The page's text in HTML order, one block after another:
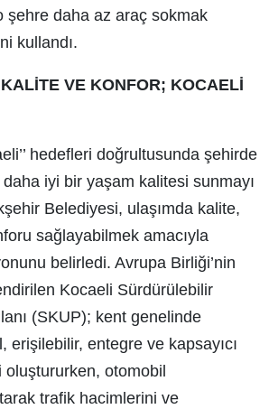
şehre daha az araç sokmak
kullandı.
VE KONFOR; KOCAELİ
hedefleri doğrultusunda şehirde
iyi bir yaşam kalitesi sunmayı
Belediyesi, ulaşımda kalite,
sağlayabilmek amacıyla
belirledi. Avrupa Birliği’nin
Kocaeli Sürdürülebilir
(SKUP); kent genelinde
erişilebilir, entegre ve kapsayıcı
oluştururken, otomobil
trafik hacimlerini ve